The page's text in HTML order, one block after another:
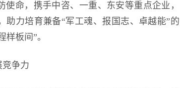
命，携手中咨、一重、东安等重点企业，
力培育兼备“军工魂、报国志、卓越能”的
板间”。
竞争力